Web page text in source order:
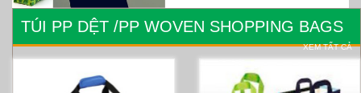
TÚI PP DỆT /PP WOVEN SHOPPING BAGS
XEM TẤT CẢ